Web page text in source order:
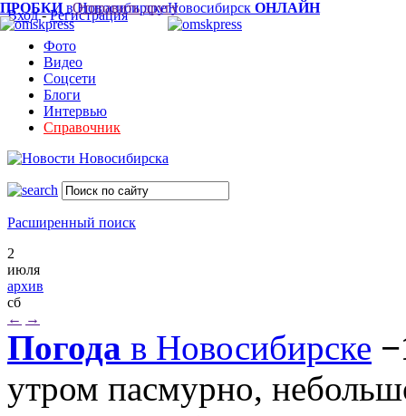
Вход-Регистрация
Фото
Видео
Соцсети
Блоги
Интервью
Справочник
Расширенный поиск
2
июля
архив
сб
← →
Погода в Новосибирске
утром пасмурно,
ПРОБКИв НовосибирскеНовосибирск ОНЛАЙН
Отправить другу